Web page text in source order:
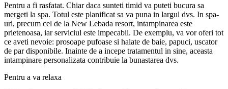
Pentru a fi rasfatat. Chiar daca sunteti timid va puteti bucura sa
mergeti la spa. Totul este planificat sa va puna in largul dvs. In spa-
uri, precum cel de la New Lebada resort, intampinarea este
prietenoasa, iar serviciul este impecabil. De exemplu, va vor oferi tot
ce aveti nevoie: prosoape pufoase si halate de baie, papuci, uscator
de par disponibile. Inainte de a incepe tratamentul in sine, aceasta
intampinare personalizata contribuie la bunastarea dvs.
Pentru a va relaxa